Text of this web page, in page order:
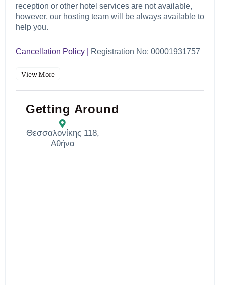
reception or other hotel services are not available,
however, our hosting team will be always available to
help you.
Cancellation Policy | Registration No: 00001931757
View More
Getting Around
Θεσσαλονίκης 118,
Αθήνα